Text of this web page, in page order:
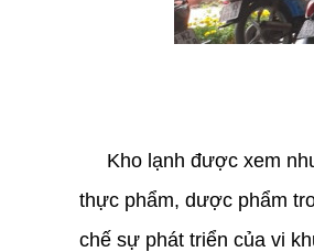
Kho lạnh được xem
thực phẩm, dược phẩm
chế sự phát triển của vi